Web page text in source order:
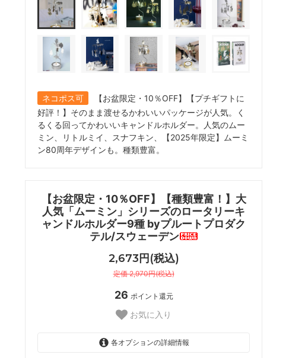
ネコポス可
【お盆限定・10％OFF】【プチギフトに
好評！】そのまま渡せるかわいいパッケージが人気。く
るくる回ってかわいいキャンドルホルダー。人気のムー
ミン、リトルミイ、スナフキン、【2025年限定】ムーミ
ン80周年デザインも。種類豊富。
【お盆限定・10％OFF】【種類豊富！】大
人気「ムーミン」シリーズのロータリーキ
ャンドルホルダー9種 byプルートプロダク
テル/スウェーデン
2,673円(税込)
定価 2,970円(税込)
26 ポイント還元
お気に入り
各オプションの詳細情報